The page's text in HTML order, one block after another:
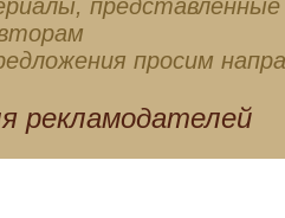
представленные
просим
рекламодателей